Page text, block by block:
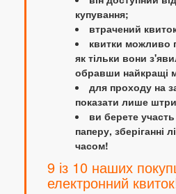
купування;
втрачений
квитки можливо
як тільки вони
обравши найкращі
для проходу на
показати лише
ви берете участь
паперу, зберіганні
часом!
9 із 10 наших
електронний